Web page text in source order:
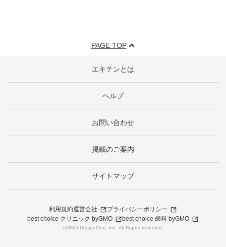
PAGE TOP
エキテンとは
ヘルプ
お問い合わせ
掲載のご案内
サイトマップ
利用規約運営会社
プライバシーポリシー
best choice クリニック byGMO
best choice 歯科 byGMO
©GMO DesignOne, Inc. All Rights reserved.